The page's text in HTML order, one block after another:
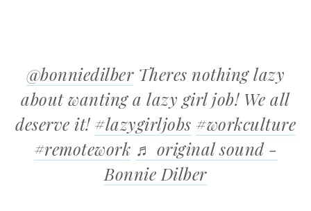
@bonniedilberTheres nothing lazy
about wanting a lazy girl job! We all
deserve it! #lazygirljobs #workculture
#remotework ♬ original sound -
Bonnie Dilber